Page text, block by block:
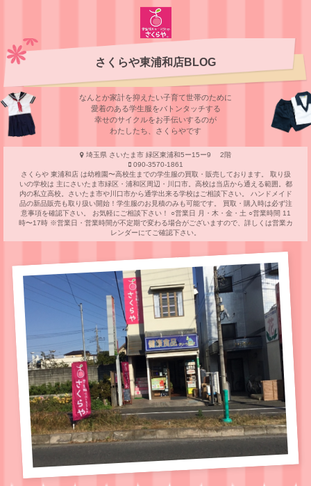
さくらや東浦和店BLOG
なんとか家計を抑えたい子育て世帯のために
愛着のある学⽣服をバトンタッチする
幸せのサイクルをお⼿伝いするのが
わたしたち、さくらやです
埼玉県 さいたま市 緑区東浦和5ー15ー9 2階
090-3570-1861
さくらや 東浦和店 は幼稚園〜高校生までの学生服の買取・販売しております。 取り扱
いの学校は 主にさいたま市緑区・浦和区周辺・川口市。高校は当店から通える範囲。都
内の私立高校。さいたま市や川口市から通学出来る学校はご相談下さい。 ハンドメイド
品の新品販売も取り扱い開始！学生服のお見積のみも可能です。 買取・購入時は必ず注
意事項を確認下さい。 お気軽にご相談下さい！ ○営業日 月・木・金・土 ○営業時間 11
時〜17時 ※営業日・営業時間が不定期で変わる場合がございますので、詳しくは営業カ
レンダーにてご確認下さい。